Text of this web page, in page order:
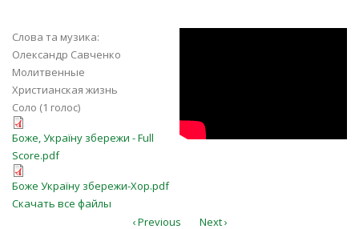
Слова та музика:
Олександр Савченко
Молитвенные
Христианская жизнь
Соло (1 голос)
Боже, Україну збережи - Full
Score.pdf
Боже, Україну збережи - Full
Score.pdf
Боже Україну збережи-Хор.pdf
Боже Україну збережи-Хор.pdf
Скачать все файлы
‹ Previous Next ›